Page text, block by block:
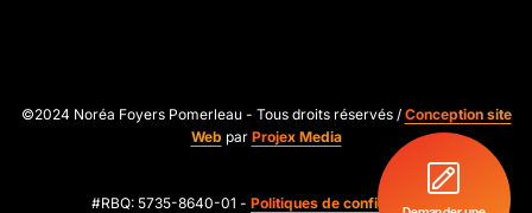
©2024 Noréa Foyers Pomerleau - Tous droits réservés / Conception site
Web par Projex Media
#RBQ: 5735-8640-01 - Politiques de confidentialité